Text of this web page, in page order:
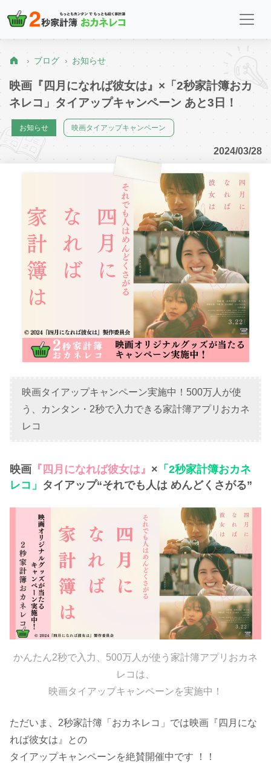
ブログ お知らせ
映画『四月になれば彼女は』×「2秒家計簿おカ
ネレコ」タイアップキャンペーン あと3日！
お知らせ 映画タイアップキャンペーン
2024/03/28
映画タイアップキャンペーン実施中！500万人が使
う、カンタン・2秒で入力できる家計簿アプリおカネ
レコ
映画 『四月になれば彼女は』 × 「2秒家計簿おカネ
レコ」 タイアップ“それでも人は めんどくさがる”
かんたん2秒で入力、500万人が使う家計簿アプリおカネ
レコは、
映画タイアップキャンペーンを実施中！
ただいま、2秒家計簿「おカネレコ」では映画『四月にな
れば彼女は』との
タイアップキャンペーンを絶賛開催中です ！！